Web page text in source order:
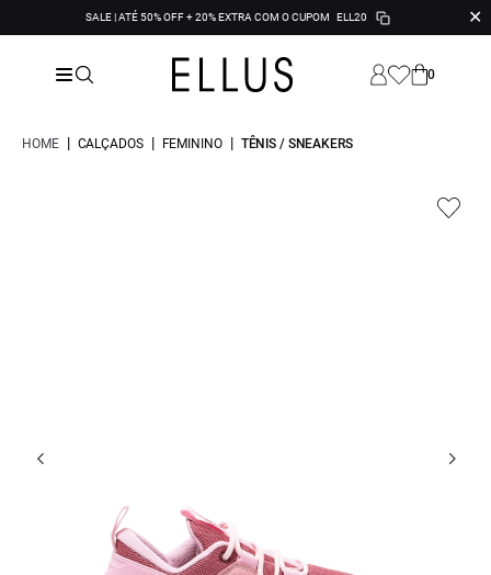
SALE | ATÉ 50% OFF + 20% EXTRA COM O CUPOM ELL20 ✕
0
HOME | CALÇADOS | FEMININO | TÊNIS / SNEAKERS